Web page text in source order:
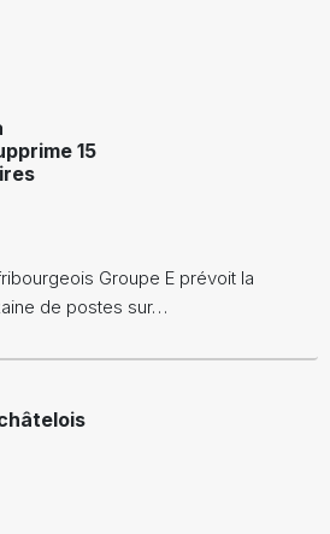
15
Groupe E prévoit la
de postes sur…